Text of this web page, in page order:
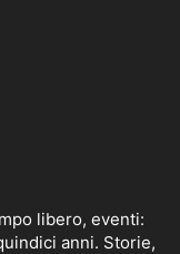
libero, eventi:
anni. Storie,